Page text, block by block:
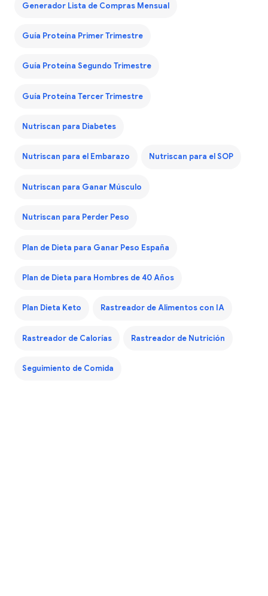
Generador Lista de Compras Mensual
Guía Proteína Primer Trimestre
Guía Proteína Segundo Trimestre
Guía Proteína Tercer Trimestre
Nutriscan para Diabetes
Nutriscan para el Embarazo Nutriscan para el SOP
Nutriscan para Ganar Músculo
Nutriscan para Perder Peso
Plan de Dieta para Ganar Peso España
Plan de Dieta para Hombres de 40 Años
Plan Dieta Keto Rastreador de Alimentos con IA
Rastreador de Calorías Rastreador de Nutrición
Seguimiento de Comida